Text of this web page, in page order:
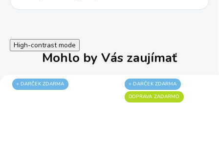
High-contrast mode
Mohlo by Vás zaujímať
+ DARČEK ZDARMA
+ DARČEK ZDARMA
DOPRAVA ZADARMO